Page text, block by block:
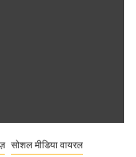
सोशल मीडिया वायरल